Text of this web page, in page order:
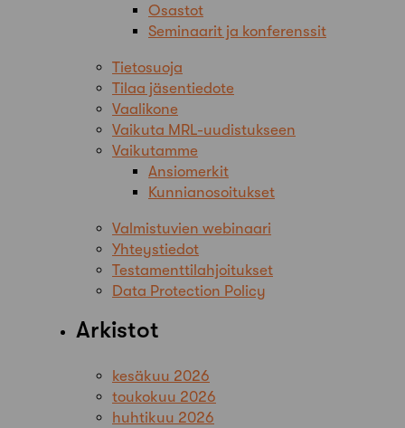
Osastot
Seminaarit ja konferenssit
Tietosuoja
Tilaa jäsentiedote
Vaalikone
Vaikuta MRL-uudistukseen
Vaikutamme
Ansiomerkit
Kunnianosoitukset
Valmistuvien webinaari
Yhteystiedot
Testamenttilahjoitukset
Data Protection Policy
Arkistot
kesäkuu 2026
toukokuu 2026
huhtikuu 2026